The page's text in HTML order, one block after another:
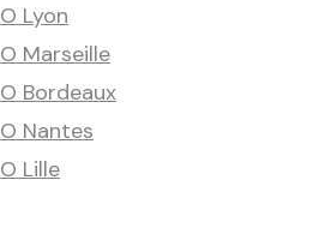
Lyon
Marseille
Bordeaux
Nantes
Lille